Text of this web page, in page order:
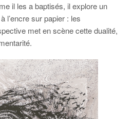
il les a baptisés, il explore un
l’encre sur papier : les
met en scène cette dualité,